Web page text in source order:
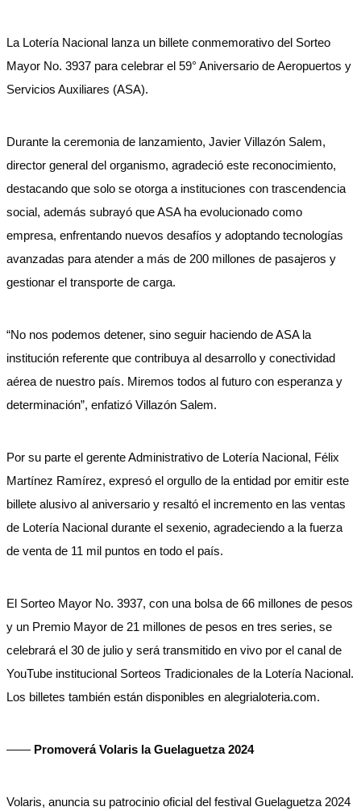
La Lotería Nacional lanza un billete conmemorativo del Sorteo
Mayor No. 3937 para celebrar el 59° Aniversario de Aeropuertos y
Servicios Auxiliares (ASA).
Durante la ceremonia de lanzamiento, Javier Villazón Salem,
director general del organismo, agradeció este reconocimiento,
destacando que solo se otorga a instituciones con trascendencia
social, además subrayó que ASA ha evolucionado como
empresa, enfrentando nuevos desafíos y adoptando tecnologías
avanzadas para atender a más de 200 millones de pasajeros y
gestionar el transporte de carga.
“No nos podemos detener, sino seguir haciendo de ASA la
institución referente que contribuya al desarrollo y conectividad
aérea de nuestro país. Miremos todos al futuro con esperanza y
determinación”, enfatizó Villazón Salem.
Por su parte el gerente Administrativo de Lotería Nacional, Félix
Martínez Ramírez, expresó el orgullo de la entidad por emitir este
billete alusivo al aniversario y resaltó el incremento en las ventas
de Lotería Nacional durante el sexenio, agradeciendo a la fuerza
de venta de 11 mil puntos en todo el país.
El Sorteo Mayor No. 3937, con una bolsa de 66 millones de pesos
y un Premio Mayor de 21 millones de pesos en tres series, se
celebrará el 30 de julio y será transmitido en vivo por el canal de
YouTube institucional Sorteos Tradicionales de la Lotería Nacional.
Los billetes también están disponibles en alegrialoteria.com.
—— Promoverá Volaris la Guelaguetza 2024
Volaris, anuncia su patrocinio oficial del festival Guelaguetza 2024